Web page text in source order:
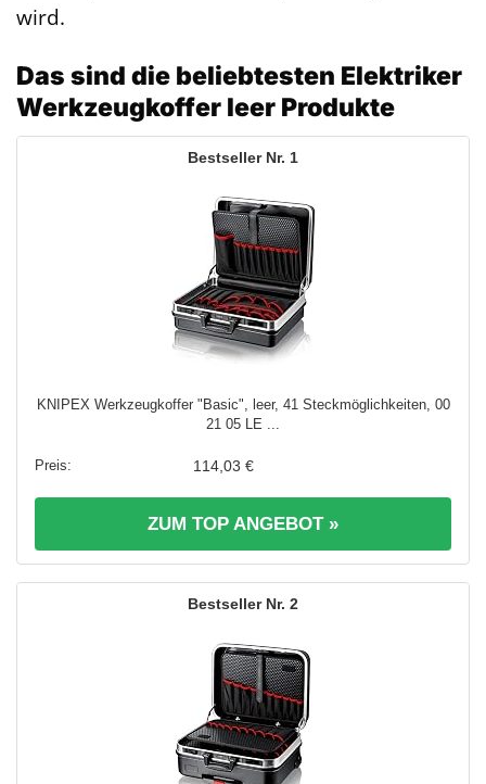
wird.
Das sind die beliebtesten Elektriker
Werkzeugkoffer leer Produkte
1
KNIPEX Werkzeugkoffer "Basic", leer, 41 Steckmöglichkeiten, 00
21 05 LE ...
114,03 €
ZUM TOP ANGEBOT »
2